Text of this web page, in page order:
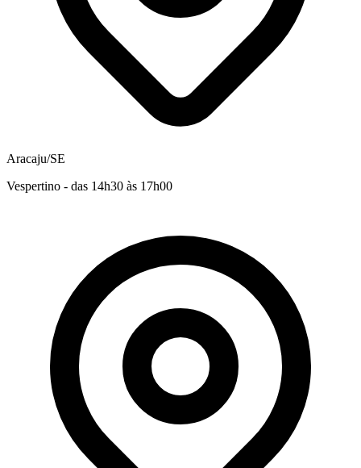
Aracaju/SE
Vespertino - das 14h30 às 17h00